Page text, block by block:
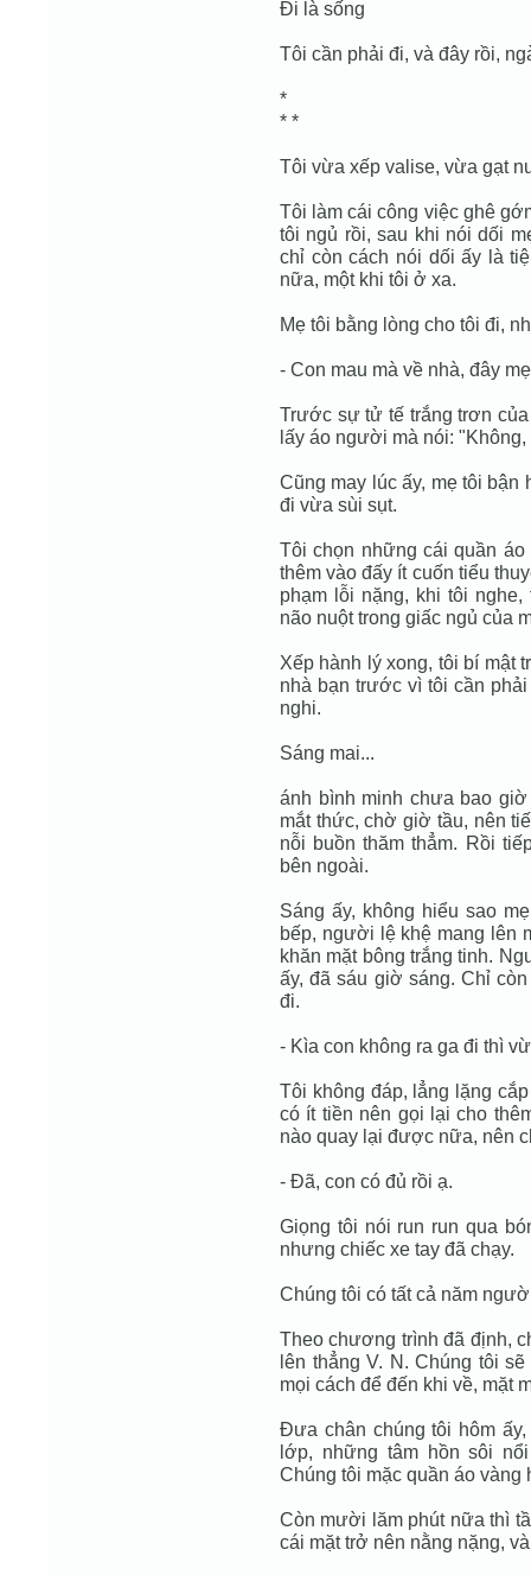
Đi là sống
Tôi cần phải đi, và đây rồi,
*
* *
Tôi vừa xếp valise, vừa gạt
Tôi làm cái công việc ghê
tôi ngủ rồi, sau khi nói dối
chỉ còn cách nói dối ấy là
nữa, một khi tôi ở xa.
Mẹ tôi bằng lòng cho tôi đi,
- Con mau mà về nhà, đây
Trước sự tử tế trắng trơn
lấy áo người mà nói:
Cũng may lúc ấy, mẹ tôi
đi vừa sùi sụt.
Tôi chọn những cái quần
thêm vào đấy ít cuốn tiểu
phạm lỗi nặng, khi tôi
não nuột trong giấc ngủ của
Xếp hành lý xong, tôi bí mật
nhà bạn trước vì tôi cần
nghi.
Sáng mai...
ánh bình minh chưa bao
mắt thức, chờ giờ tầu, nên
nỗi buồn thăm thẳm. Rồi
bên ngoài.
Sáng ấy, không hiểu sao
bếp, người lệ khệ mang lên
khăn mặt bông trắng tinh.
ấy, đã sáu giờ sáng. Chỉ
đi.
- Kìa con không ra ga đi thì
Tôi không đáp, lẳng lặng
có ít tiền nên gọi lại cho
nào quay lại được nữa, nên
- Đã, con có đủ rồi ạ.
Giọng tôi nói run run qua
nhưng chiếc xe tay đã chạy.
Chúng tôi có tất cả năm
Theo chương trình đã định,
lên thẳng V. N. Chúng tôi
mọi cách để đến khi về, mặt
Đưa chân chúng tôi hôm
lớp, những tâm hồn sôi
Chúng tôi mặc quần áo
Còn mười lăm phút nữa thì
cái mặt trở nên nằng nặng,